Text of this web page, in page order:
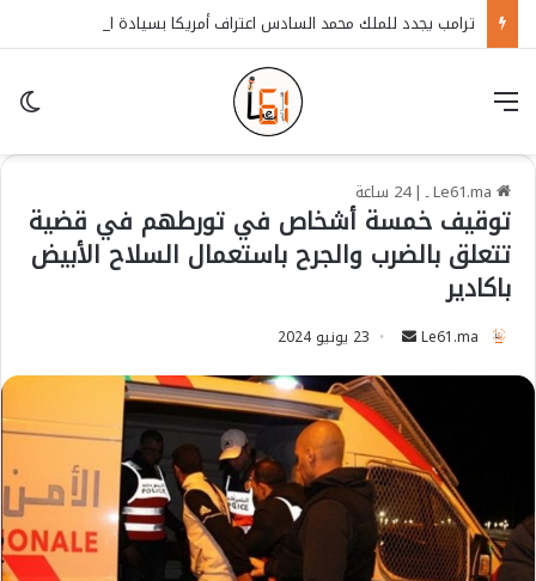
| 24 ساعة
توقيف خمسة أشخاص في تورطهم في قضية
تتعلق بالضرب والجرح باستعمال السلاح الأبيض
باكادير
Le61.ma
n
d
a
n
e
m
a
23 يونيو 2024